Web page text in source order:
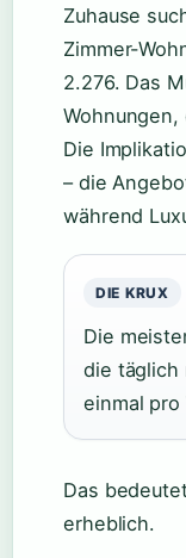
Zuhause
Zimmer-
2.276. Das
Die
– die
während
DIE KRUX
Die
die täglich
einmal pro
Das
erheblich.